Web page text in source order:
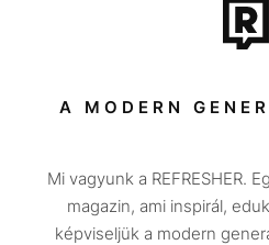
Tech-
Sport
A MODERN
Mi vagyunk a REFRESHER.
magazin, ami inspirál,
képviseljük a modern